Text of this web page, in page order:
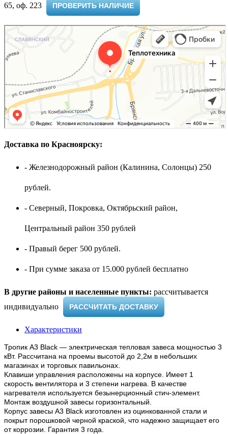
65, оф. 223 ​
ПРОВЕРИТЬ НАЛИЧИЕ
Доставка по Красноярску:
- Железнодорожный район (Калинина, Солонцы) 250
рублей.
- Северный, Покровка, Октябрьский район,
Центральный район 350 рублей
- Правый берег 500 рублей.
- При сумме заказа от 15.000 рублей бесплатно
В другие районы и населенные пункты: рассчитывается
индивидуально ​
РАССЧИТАТЬ ДОСТАВКУ
Характеристики
Тропик А3 Black — электрическая тепловая завеса мощностью 3
кВт. Рассчитана на проемы высотой до 2,2м в небольших
магазинах и торговых павильонах.
Клавиши управления расположены на корпусе. Имеет 1
скорость вентилятора и 3 степени нагрева. В качестве
нагревателя используется безынерционный стич-элемент.
Монтаж воздушной завесы горизонтальный.
Корпус завесы A3 Black изготовлен из оцинкованной стали и
покрыт порошковой черной краской, что надежно защищает его
от коррозии. Гарантия 3 года.